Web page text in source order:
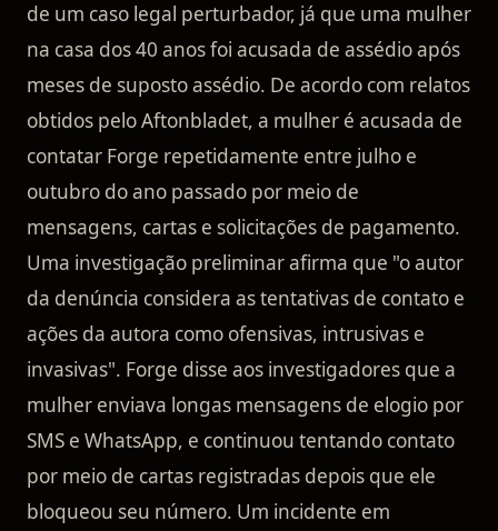
de um caso legal perturbador, já que uma mulher
na casa dos 40 anos foi acusada de assédio após
meses de suposto assédio. De acordo com relatos
obtidos pelo Aftonbladet, a mulher é acusada de
contatar Forge repetidamente entre julho e
outubro do ano passado por meio de
mensagens, cartas e solicitações de pagamento.
Uma investigação preliminar afirma que "o autor
da denúncia considera as tentativas de contato e
ações da autora como ofensivas, intrusivas e
invasivas". Forge disse aos investigadores que a
mulher enviava longas mensagens de elogio por
SMS e WhatsApp, e continuou tentando contato
por meio de cartas registradas depois que ele
bloqueou seu número. Um incidente em